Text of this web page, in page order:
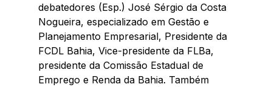
debatedores (Esp.) José Sérgio da Costa
Nogueira, especializado em Gestão e
Planejamento Empresarial, Presidente da
FCDL Bahia, Vice-presidente da FLBa,
presidente da Comissão Estadual de
Emprego e Renda da Bahia. Também